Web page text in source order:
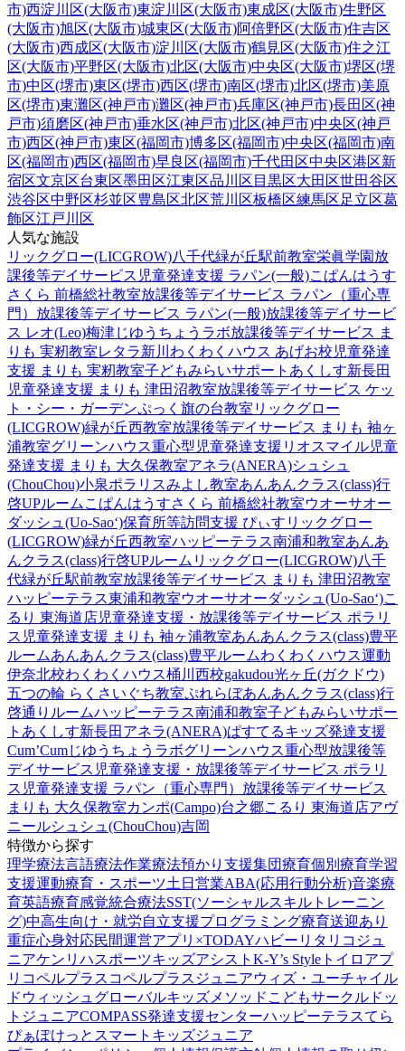
市)西淀川区(大阪市)東淀川区(大阪市)東成区(大阪市)生野区
(大阪市)旭区(大阪市)城東区(大阪市)阿倍野区(大阪市)住吉区
(大阪市)西成区(大阪市)淀川区(大阪市)鶴見区(大阪市)住之江
区(大阪市)平野区(大阪市)北区(大阪市)中央区(大阪市)堺区(堺
市)中区(堺市)東区(堺市)西区(堺市)南区(堺市)北区(堺市)美原
区(堺市)東灘区(神戸市)灘区(神戸市)兵庫区(神戸市)長田区(神
戸市)須磨区(神戸市)垂水区(神戸市)北区(神戸市)中央区(神戸
市)西区(神戸市)東区(福岡市)博多区(福岡市)中央区(福岡市)南
区(福岡市)西区(福岡市)早良区(福岡市)千代田区中央区港区新
宿区文京区台東区墨田区江東区品川区 目黒区大田区世田谷区
渋谷区中野区杉並区豊島区北区荒川区板橋区練馬区足立区葛
飾区江戸川区
人気な施設
リックグロー(LICGROW)八千代緑が丘駅前教室栄眞学園放
課後等デイサービス 児童発達支援 ラパン(一般)こぱんはうす
さくら 前橋総社教室放課後等デイサービス ラパン（重心専
門） 放課後等デイサービス ラパン(一般)放課後等デイサービ
ス レオ(Leo)梅津じゆうちょうラボ放課後等デイサービス ま
りも 実籾教室レタラ新川 わくわくハウス あげお校 児童発達
支援 まりも 実籾教室子どもみらいサポートあくしす新長田
児童発達支援 まりも 津田沼教室放課後等デイサービス ケッ
ト・シー・ガーデンぷっく旗の台教室 リックグロー
(LICGROW)緑が丘西教室放課後等デイサービス まりも 袖ヶ
浦教室グリーンハウス重心型児童発達支援 リオスマイル児童
発達支援 まりも 大久保教室アネラ(ANERA)シュシュ
(ChouChou)小泉ポラリスみよし教室あんあんクラス(class)行
啓UPルーム こぱんはうすさくら 前橋総社教室ウオーサオー
ダッシュ(Uo-Sao‘)保育所等訪問支援 ぴぃす リックグロー
(LICGROW)緑が丘西教室ハッピーテラス南浦和教室あんあ
んクラス(class)行啓UPルーム リックグロー(LICGROW)八千
代緑が丘駅前教室放課後等デイサービス まりも 津田沼教室
ハッピーテラス東浦和教室ウオーサオーダッシュ(Uo-Sao‘)こ
るり 東海道店児童発達支援・放課後等デイサービス ポラリ
ス 児童発達支援 まりも 袖ヶ浦教室あんあんクラス(class)豊平
ルームあんあんクラス(class)豊平ルームわくわくハウス運動
伊奈北校わくわくハウス桶川西校gakudou光ヶ丘(ガクドウ)
五つの輪 らくさいぐち教室ぷれらぼあんあんクラス(class)行
啓通りルームハッピーテラス南浦和教室子どもみらいサポー
トあくしす新長田 アネラ(ANERA)ぱすてるキッズ発達支援
Cum’Cumじゆうちょうラボグリーンハウス重心型放課後等
デイサービス 児童発達支援・放課後等デイサービス ポラリ
ス 児童発達支援 ラパン（重心専門） 放課後等デイサービス
まりも 大久保教室カンポ(Campo)台之郷こるり 東海道店アヴ
ニールシュシュ(ChouChou)吉岡
特徴から探す
理学療法言語療法作業療法預かり支援集団療育個別療育学習
支援運動療育・スポーツ土日営業ABA(応用行動分析)音楽療
育英語療育感覚統合療法SST(ソーシャルスキルトレーニン
グ)中高生向け・就労自立支援プログラミング療育送迎あり
重症心身対応民間運営アプリ×TODAYハビー リタリコジュ
ニアケンリハスポーツキッズアシスト K-Y’s Style トイロ アプ
リ コペルプラス コペルプラスジュニアウィズ・ユーチャイル
ドウィッシュ グローバルキッズメソッド こどもサークル ドッ
トジュニアCOMPASS発達支援センターハッピーテラスてら
ぴぁぽけっと スマートキッズジュニア